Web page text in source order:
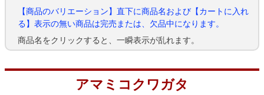
【商品のバリエーション】直下に商品名および【カートに入れ
る】表示の無い商品は完売または、欠品中になります。
商品名をクリックすると、一瞬表示が乱れます。
アマミコクワガタ